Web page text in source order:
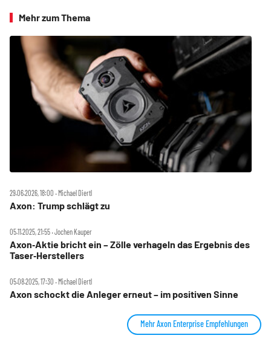
Mehr zum Thema
29.06.2026, 18:00 ‧ Michael Diertl
Axon: Trump schlägt zu
05.11.2025, 21:55 ‧ Jochen Kauper
Axon‑Aktie bricht ein – Zölle verhageln das Ergebnis des
Taser‑Herstellers
05.08.2025, 17:30 ‧ Michael Diertl
Axon schockt die Anleger erneut – im positiven Sinne
Mehr Axon Enterprise Empfehlungen